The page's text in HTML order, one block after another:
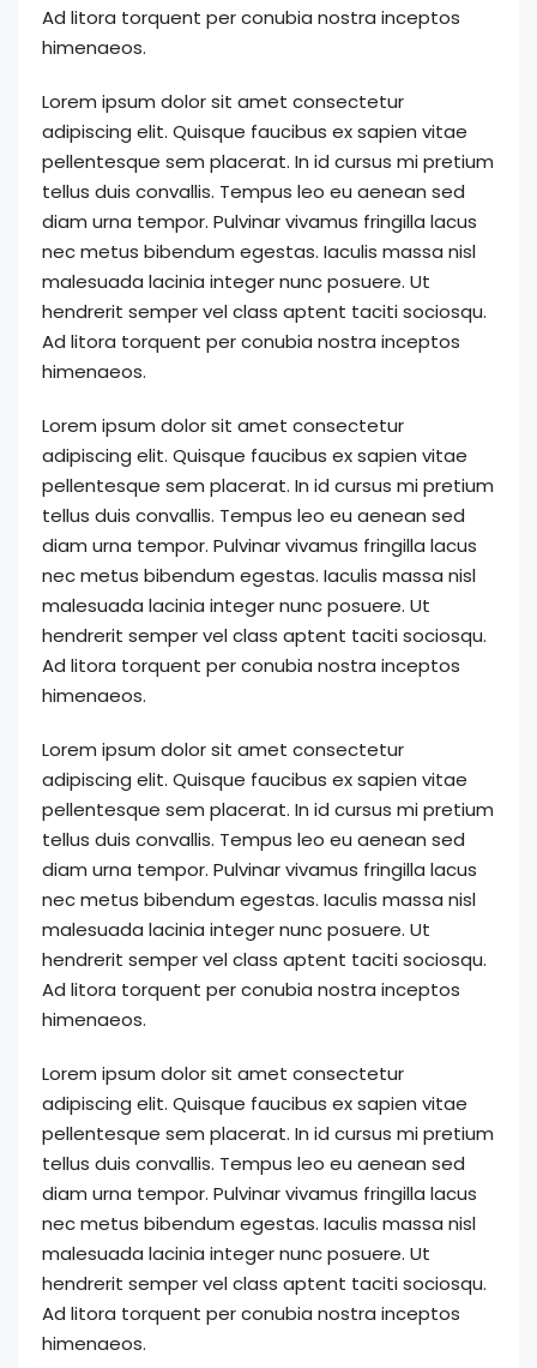
Ad litora torquent per conubia nostra inceptos
himenaeos.
Lorem ipsum dolor sit amet consectetur
adipiscing elit. Quisque faucibus ex sapien vitae
pellentesque sem placerat. In id cursus mi pretium
tellus duis convallis. Tempus leo eu aenean sed
diam urna tempor. Pulvinar vivamus fringilla lacus
nec metus bibendum egestas. Iaculis massa nisl
malesuada lacinia integer nunc posuere. Ut
hendrerit semper vel class aptent taciti sociosqu.
Ad litora torquent per conubia nostra inceptos
himenaeos.
Lorem ipsum dolor sit amet consectetur
adipiscing elit. Quisque faucibus ex sapien vitae
pellentesque sem placerat. In id cursus mi pretium
tellus duis convallis. Tempus leo eu aenean sed
diam urna tempor. Pulvinar vivamus fringilla lacus
nec metus bibendum egestas. Iaculis massa nisl
malesuada lacinia integer nunc posuere. Ut
hendrerit semper vel class aptent taciti sociosqu.
Ad litora torquent per conubia nostra inceptos
himenaeos.
Lorem ipsum dolor sit amet consectetur
adipiscing elit. Quisque faucibus ex sapien vitae
pellentesque sem placerat. In id cursus mi pretium
tellus duis convallis. Tempus leo eu aenean sed
diam urna tempor. Pulvinar vivamus fringilla lacus
nec metus bibendum egestas. Iaculis massa nisl
malesuada lacinia integer nunc posuere. Ut
hendrerit semper vel class aptent taciti sociosqu.
Ad litora torquent per conubia nostra inceptos
himenaeos.
Lorem ipsum dolor sit amet consectetur
adipiscing elit. Quisque faucibus ex sapien vitae
pellentesque sem placerat. In id cursus mi pretium
tellus duis convallis. Tempus leo eu aenean sed
diam urna tempor. Pulvinar vivamus fringilla lacus
nec metus bibendum egestas. Iaculis massa nisl
malesuada lacinia integer nunc posuere. Ut
hendrerit semper vel class aptent taciti sociosqu.
Ad litora torquent per conubia nostra inceptos
himenaeos.